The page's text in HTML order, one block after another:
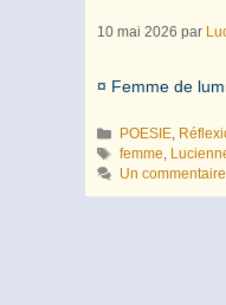
10 mai 2026 par
¤ Femme de
Catégories
POESIE,
Étiquettes
femme,
Un commentaire